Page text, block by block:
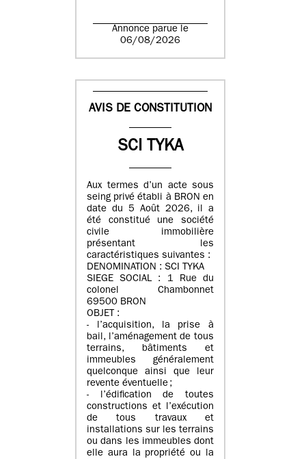
Annonce parue le
06/08/2026
AVIS DE CONSTITUTION
SCI TYKA
Aux termes d’un acte sous
seing privé établi à BRON en
date du 5 Août 2026, il a
été constitué une société
civile immobilière
présentant les
caractéristiques suivantes :
DENOMINATION : SCI TYKA
SIEGE SOCIAL : 1 Rue du
colonel Chambonnet
69500 BRON
OBJET :
- l’acquisition, la prise à
bail, l’aménagement de tous
terrains, bâtiments et
immeubles généralement
quelconque ainsi que leur
revente éventuelle ;
- l’édification de toutes
constructions et l’exécution
de tous travaux et
installations sur les terrains
ou dans les immeubles dont
elle aura la propriété ou la